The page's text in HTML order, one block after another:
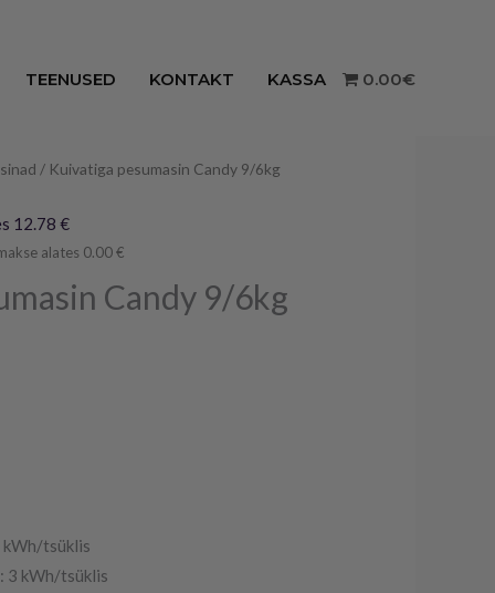
TEENUSED KONTAKT KASSA 0.00€
/ Kuivatiga pesumasin Candy 9/6kg
12.78 €
alates 0.00 €
Candy 9/6kg
kWh/tsüklis
3 kWh/tsüklis